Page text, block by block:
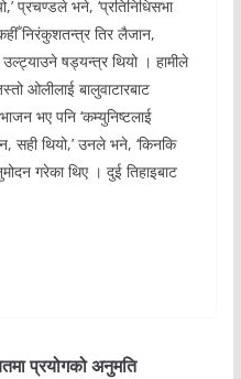
प्रचण्डले भने, ‘प्रतिनिधिसभा
निरंकुशतन्त्र तिर लैजान,
षड्यन्त्र थियो । हामीले
ओलीलाई बालुवाटारबाट
भए पनि ‘कम्युनिष्टलाई
सही थियो,’ उनले भने, ‘किनकि
गरेका थिए । दुई तिहाइबाट
प्रयोगको अनुमति